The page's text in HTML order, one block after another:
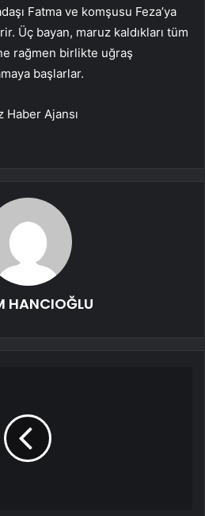
Fatma ve komşusu Feza’ya
Üç bayan, maruz kaldıkları tüm
rağmen birlikte uğraş
başlarlar.
Haber Ajansı
HANCIOĞLU